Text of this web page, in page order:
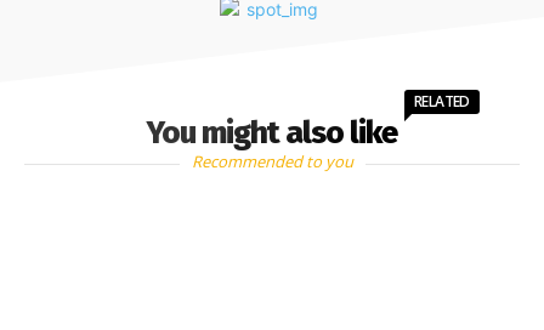
You might also like
RELATED
Recommended to you